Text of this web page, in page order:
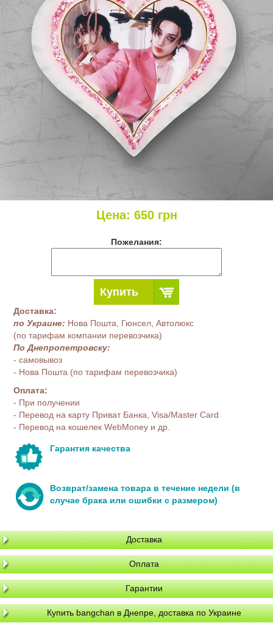
Цена: 650грн
Пожелания:
Купить
Доставка:
по Украине: Нова Пошта, Гюнсел, Автолюкс
(по тарифам компании перевозчика)
По Днепропетровску:
- самовывоз
- Нова Пошта (по тарифам перевозчика)
Оплата:
- При получении
- Перевод на карту Приват Банка, Visa/Master Card
- Перевод на кошелек WebMoney и др.
Гарантия качества
Возврат/замена товара в течение недели (в
случае брака или ошибки с размером)
Доставка
Оплата
Гарантии
Купить bangchan в Днепре, доставка по Украине